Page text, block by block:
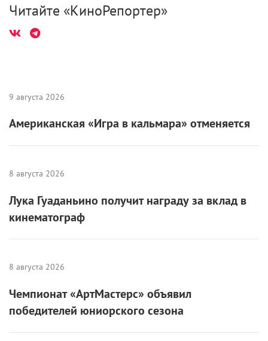
Читайте «КиноРепортер»
9 августа 2026
Американская «Игра в кальмара» отменяется
8 августа 2026
Лука Гуаданьино получит награду за вклад в
кинематограф
8 августа 2026
Чемпионат «АртМастерс» объявил
победителей юниорского сезона